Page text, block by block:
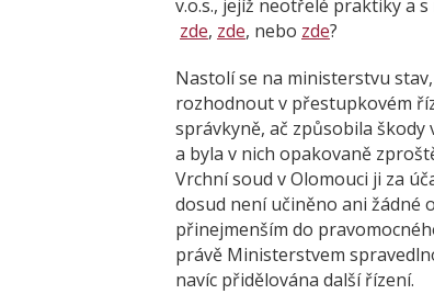
v.o.s., jejíž neotřelé praktiky a
zde, zde, nebo zde?
Nastolí se na ministerstvu
rozhodnout v přestupkovém
správkyně, ač způsobila
a byla v nich opakovaně
Vrchní soud v Olomouci ji za
dosud není učiněno ani žádné
přinejmenším do
právě Ministerstvem
navíc přidělována další řízení.